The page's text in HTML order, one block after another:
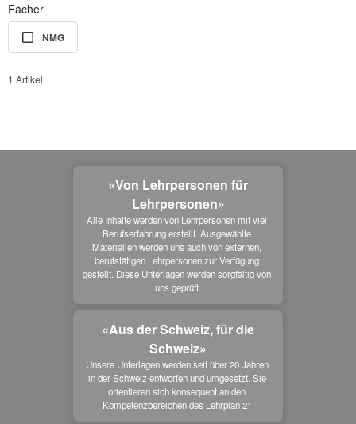
Fächer
NMG
1 Artikel
«Von Lehrpersonen für
Lehrpersonen»
Alle Inhalte werden von Lehrpersonen mit viel
Berufserfahrung erstellt. Ausgewählte
Materialien werden uns auch von externen,
berufstätigen Lehrpersonen zur Verfügung
gestellt. Diese Unterlagen werden sorgfältig von
uns geprüft.
«Aus der Schweiz, für die
Schweiz»
Unsere Unterlagen werden seit über 20 Jahren
in der Schweiz entworfen und umgesetzt. Sie
orientieren sich konsequent an den
Kompetenzbereichen des Lehrplan 21.